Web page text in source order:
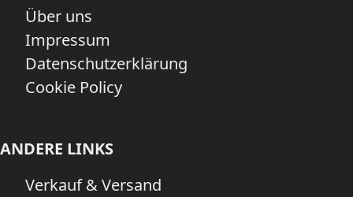
Über uns
Impressum
Datenschutzerklärung
Cookie Policy
ANDERE LINKS
Verkauf & Versand